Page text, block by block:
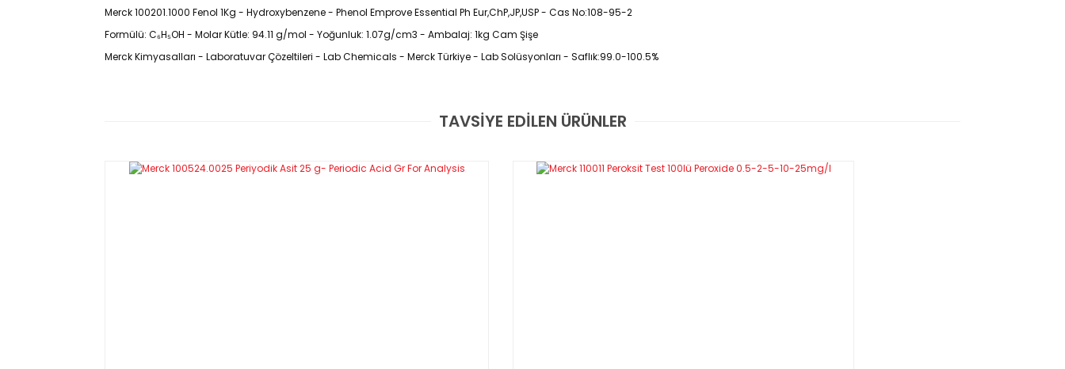
Merck 100201.1000 Fenol 1Kg - Hydroxybenzene - Phenol Emprove Essential Ph Eur,ChP,JP,USP - Cas No:108-95-2
Formülü: C₆H₅OH - Molar Kütle: 94.11 g/mol - Yoğunluk: 1.07g/cm3 - Ambalaj: 1kg Cam Şişe
Merck Kimyasalları - Laboratuvar Çözeltileri - Lab Chemicals - Merck Türkiye - Lab Solüsyonları - Saflık:99.0-100.5%
Bu ürüne ilk yorumu siz yapın!
Yorum Yaz
TAVSİYE EDİLEN ÜRÜNLER